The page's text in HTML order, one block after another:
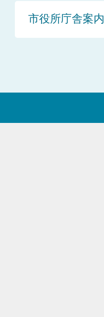
市役所庁舎案内